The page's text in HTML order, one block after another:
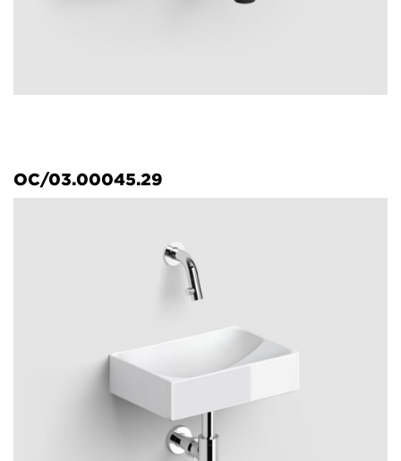
OC/03.00045.29